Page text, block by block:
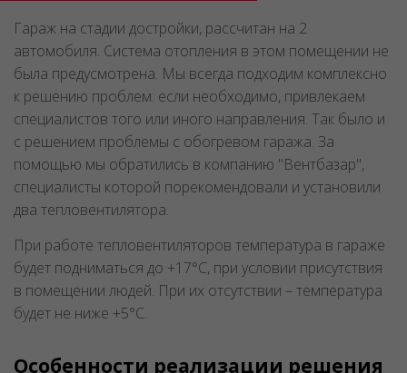
Гараж на стадии достройки, рассчитан на 2
автомобиля. Система отопления в этом помещении не
была предусмотрена. Мы всегда подходим комплексно
к решению проблем: если необходимо, привлекаем
специалистов того или иного направления. Так было и
с решением проблемы с обогревом гаража. За
помощью мы обратились в компанию "Вентбазар",
специалисты которой порекомендовали и установили
два тепловентилятора.
При работе тепловентиляторов температура в гараже
будет подниматься до +17°C, при условии присутствия
в помещении людей. При их отсутствии – температура
будет не ниже +5°C.
Особенности реализации решения